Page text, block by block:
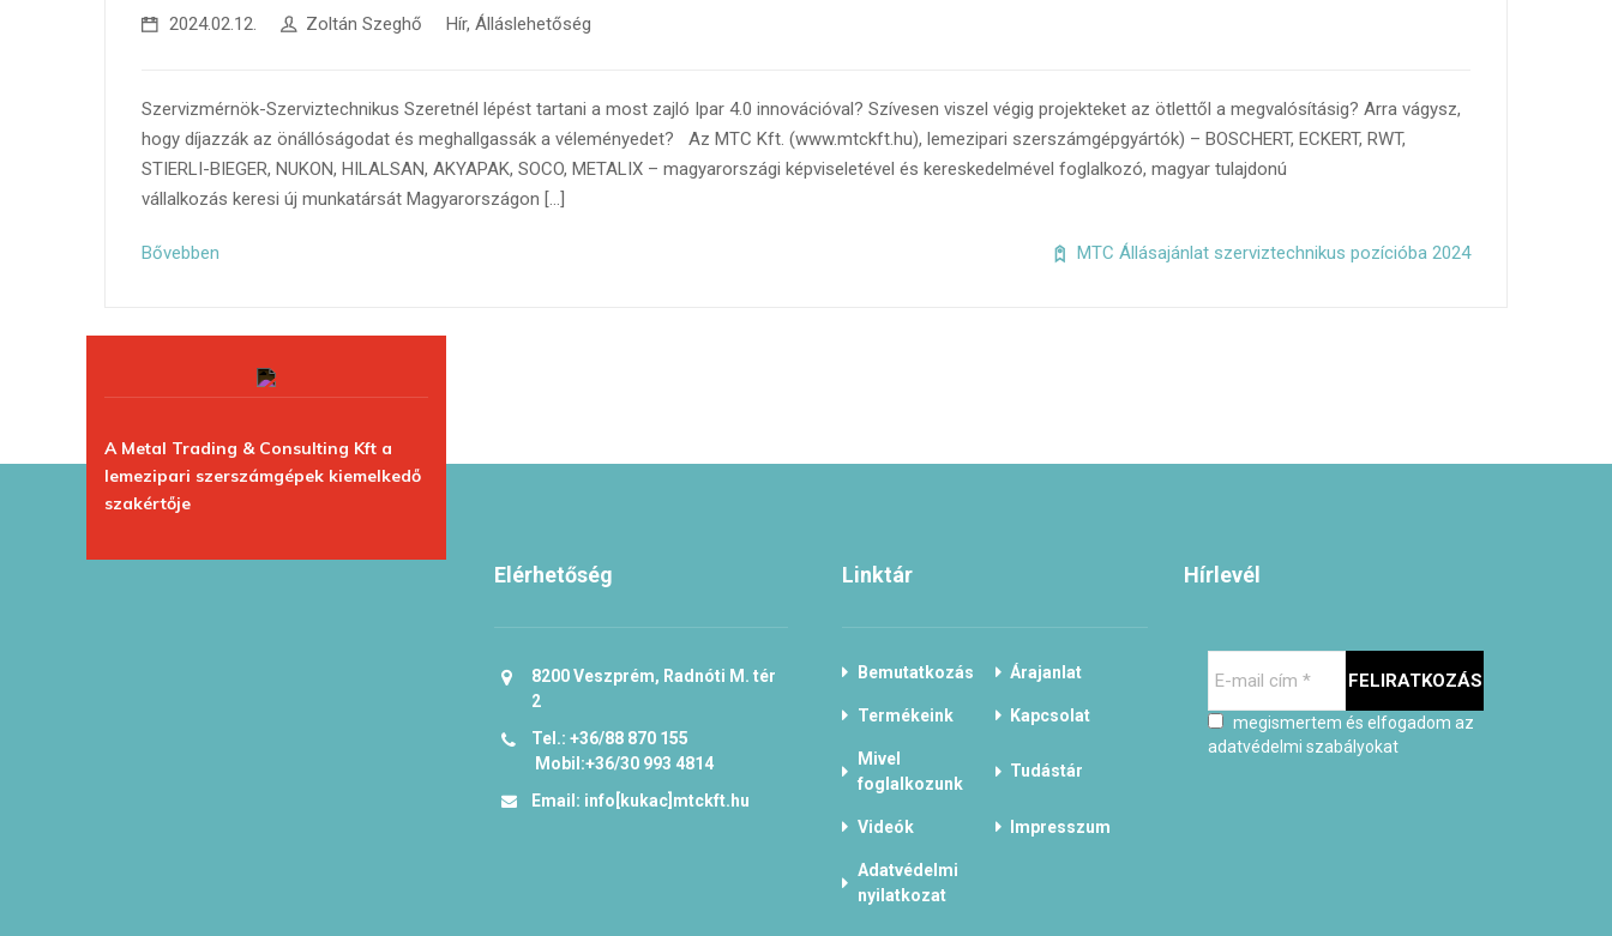
2024.02.12. Zoltán Szeghő Hír, Álláslehetőség
Szervizmérnök-Szerviztechnikus Szeretnél lépést tartani a most zajló Ipar 4.0 innovációval? Szívesen viszel végig projekteket az ötlettől a megvalósításig? Arra vágysz,
hogy díjazzák az önállóságodat és meghallgassák a véleményedet? Az MTC Kft. (www.mtckft.hu), lemezipari szerszámgépgyártók) – BOSCHERT, ECKERT, RWT,
STIERLI-BIEGER, NUKON, HILALSAN, AKYAPAK, SOCO, METALIX – magyarországi képviseletével és kereskedelmével foglalkozó, magyar tulajdonú
vállalkozás keresi új munkatársát Magyarországon […]
Bővebben MTC Állásajánlat szerviztechnikus pozícióba 2024
A Metal Trading & Consulting Kft a
lemezipari szerszámgépek kiemelkedő
szakértője
Elérhetőség
8200 Veszprém, Radnóti M. tér
2
Tel.: +36/88 870 155
Mobil:+36/30 993 4814
Email: info[kukac]mtckft.hu
Linktár
Bemutatkozás Árajanlat
Termékeink Kapcsolat
Mivel
foglalkozunk
Tudástár
Videók Impresszum
Adatvédelmi
nyilatkozat
Hírlevél
mail
cím
*
megismertem és elfogadom az
adatvédelmi szabályokat